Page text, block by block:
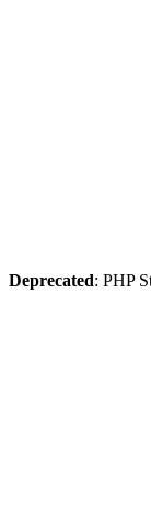
Deprecated: PHP